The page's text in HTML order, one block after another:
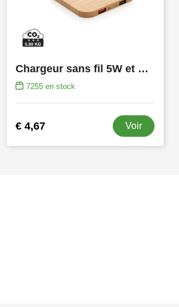
Chargeur sans fil 5W et USB en bambou
7255 en stock
€ 4,67 Voir